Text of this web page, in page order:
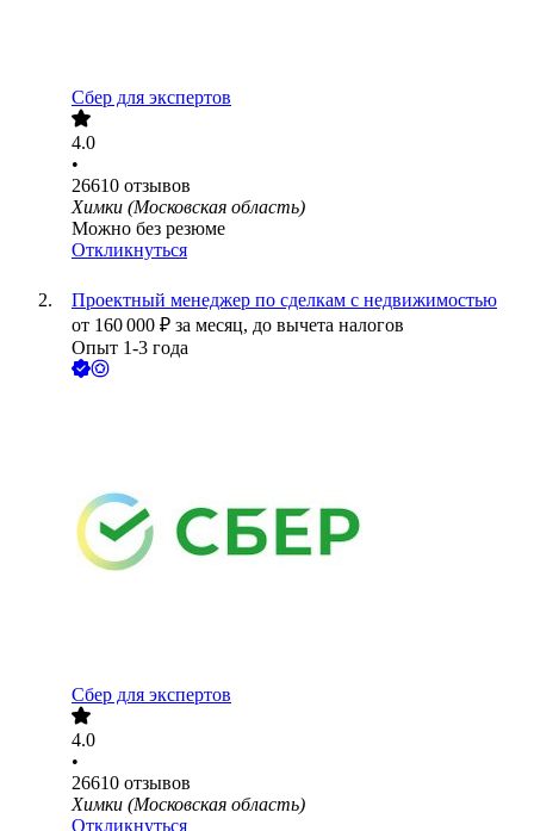
Сбер для экспертов
4.0
•
26610 отзывов
Химки (Московская область)
Можно без резюме
Откликнуться
Проектный менеджер по сделкам с недвижимостью
от 160 000 ₽ за месяц, до вычета налогов
Опыт 1-3 года
Сбер для экспертов
4.0
•
26610 отзывов
Химки (Московская область)
Откликнуться